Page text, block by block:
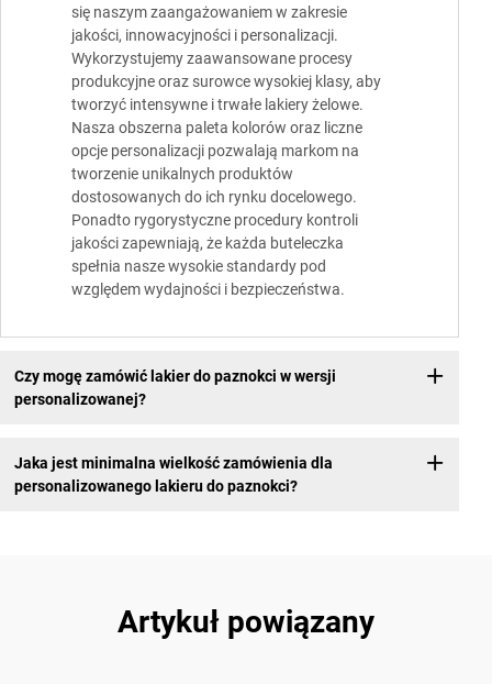
się naszym zaangażowaniem w zakresie
jakości, innowacyjności i personalizacji.
Wykorzystujemy zaawansowane procesy
produkcyjne oraz surowce wysokiej klasy, aby
tworzyć intensywne i trwałe lakiery żelowe.
Nasza obszerna paleta kolorów oraz liczne
opcje personalizacji pozwalają markom na
tworzenie unikalnych produktów
dostosowanych do ich rynku docelowego.
Ponadto rygorystyczne procedury kontroli
jakości zapewniają, że każda buteleczka
spełnia nasze wysokie standardy pod
względem wydajności i bezpieczeństwa.
Czy mogę zamówić lakier do paznokci w wersji
personalizowanej?
Jaka jest minimalna wielkość zamówienia dla
personalizowanego lakieru do paznokci?
Artykuł powiązany